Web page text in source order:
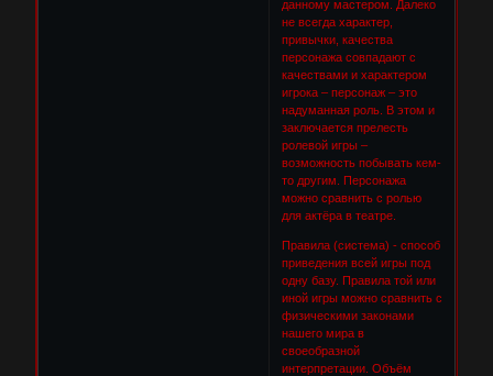
данному мастером. Далеко
не всегда характер,
привычки, качества
персонажа совпадают с
качествами и характером
игрока – персонаж – это
надуманная роль. В этом и
заключается прелесть
ролевой игры –
возможность побывать кем-
то другим. Персонажа
можно сравнить с ролью
для актёра в театре.
Правила (система) - способ
приведения всей игры под
одну базу. Правила той или
иной игры можно сравнить с
физическими законами
нашего мира в
своеобразной
интерпретации. Объём